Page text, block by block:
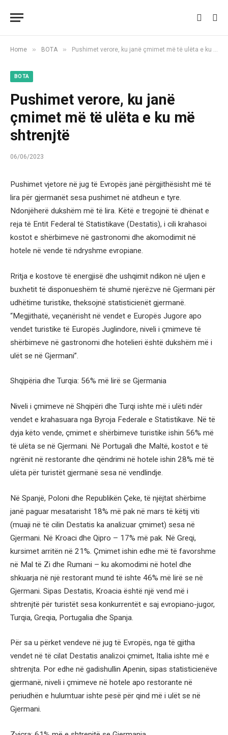
Home » BOTA » Pushimet verore, ku janë çmimet më të ulëta e ku më shtrenjtë
BOTA
Pushimet verore, ku janë
çmimet më të ulëta e ku më
shtrenjtë
06/06/2023
Pushimet vjetore në jug të Evropës janë përgjithësisht më të
lira për gjermanët sesa pushimet në atdheun e tyre.
Ndonjëherë dukshëm më të lira. Këtë e tregojnë të dhënat e
reja të Entit Federal të Statistikave (Destatis), i cili krahasoi
kostot e shërbimeve në gastronomi dhe akomodimit në
hotele në vende të ndryshme evropiane.
Rritja e kostove të energjisë dhe ushqimit ndikon në uljen e
buxhetit të disponueshëm të shumë njerëzve në Gjermani për
udhëtime turistike, theksojnë statisticienët gjermanë.
“Megjithatë, veçanërisht në vendet e Europës Jugore apo
vendet turistike të Europës Juglindore, niveli i çmimeve të
shërbimeve në gastronomi dhe hotelieri është dukshëm më i
ulët se në Gjermani”.
Shqipëria dhe Turqia: 56% më lirë se Gjermania
Niveli i çmimeve në Shqipëri dhe Turqi ishte më i ulëti ndër
vendet e krahasuara nga Byroja Federale e Statistikave. Në të
dyja këto vende, çmimet e shërbimeve turistike ishin 56% më
të ulëta se në Gjermani. Në Portugali dhe Maltë, kostot e të
ngrënit në restorante dhe qëndrimi në hotele ishin 28% më të
ulëta për turistët gjermanë sesa në vendlindje.
Në Spanjë, Poloni dhe Republikën Çeke, të njëjtat shërbime
janë paguar mesatarisht 18% më pak në mars të këtij viti
(muaji në të cilin Destatis ka analizuar çmimet) sesa në
Gjermani. Në Kroaci dhe Qipro – 17% më pak. Në Greqi,
kursimet arritën në 21%. Çmimet ishin edhe më të favorshme
në Mal të Zi dhe Rumani – ku akomodimi në hotel dhe
shkuarja në një restorant mund të ishte 46% më lirë se në
Gjermani. Sipas Destatis, Kroacia është një vend më i
shtrenjtë për turistët sesa konkurrentët e saj evropiano-jugor,
Turqia, Greqia, Portugalia dhe Spanja.
Për sa u përket vendeve në jug të Evropës, nga të gjitha
vendet në të cilat Destatis analizoi çmimet, Italia ishte më e
shtrenjta. Por edhe në gadishullin Apenin, sipas statisticienëve
gjermanë, niveli i çmimeve në hotele apo restorante në
periudhën e hulumtuar ishte pesë për qind më i ulët se në
Gjermani.